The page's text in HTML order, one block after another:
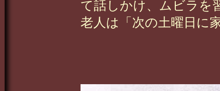
て話しかけ、ムビラを
老人は「次の土曜日に